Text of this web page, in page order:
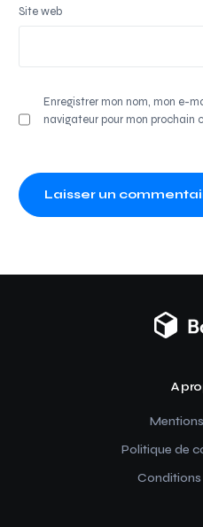
Site web
Enregistrer mon nom, mon e-
navigateur pour mon prochain
A
Politique de
Conditions